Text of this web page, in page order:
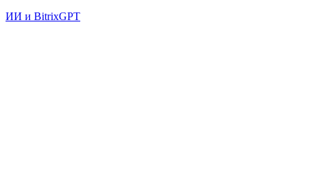
ИИ и BitrixGPT